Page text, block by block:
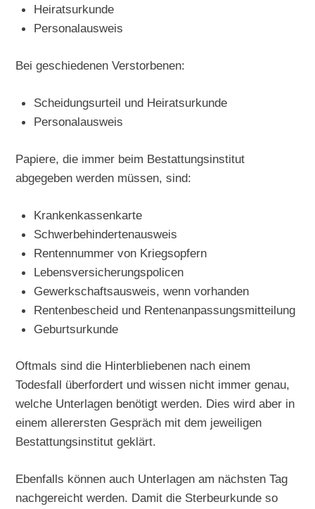
Heiratsurkunde
Personalausweis
Bei geschiedenen Verstorbenen:
Scheidungsurteil und Heiratsurkunde
Personalausweis
Papiere, die immer beim Bestattungsinstitut
abgegeben werden müssen, sind:
Krankenkassenkarte
Schwerbehindertenausweis
Rentennummer von Kriegsopfern
Lebensversicherungspolicen
Gewerkschaftsausweis, wenn vorhanden
Rentenbescheid und Rentenanpassungsmitteilung
Geburtsurkunde
Oftmals sind die Hinterbliebenen nach einem
Todesfall überfordert und wissen nicht immer genau,
welche Unterlagen benötigt werden. Dies wird aber in
einem allerersten Gespräch mit dem jeweiligen
Bestattungsinstitut geklärt.
Ebenfalls können auch Unterlagen am nächsten Tag
nachgereicht werden. Damit die Sterbeurkunde so